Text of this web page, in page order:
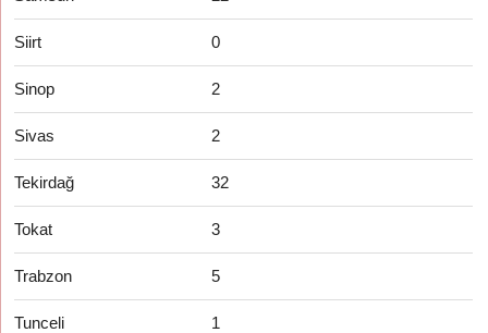
Siirt 0
Sinop 2
Sivas 2
Tekirdağ 32
Tokat 3
Trabzon 5
Tunceli 1